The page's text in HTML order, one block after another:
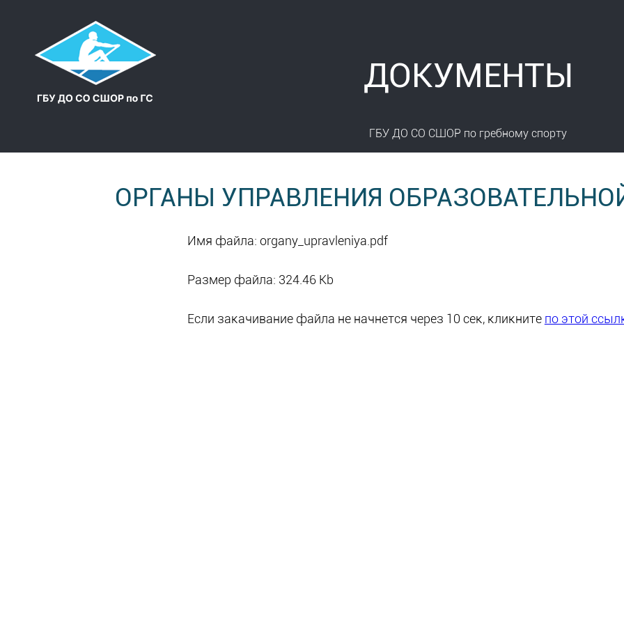
ДОКУМЕНТЫ
ГБУ ДО СО СШОР по гребному спорту
ОРГАНЫ УПРАВЛЕНИЯ
Имя файла: organy_upravleniya.pdf
Размер файла: 324.46 Kb
Если закачивание файла не начнется через 10 сек, кликните по этой